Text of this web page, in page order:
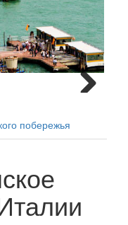
побережья